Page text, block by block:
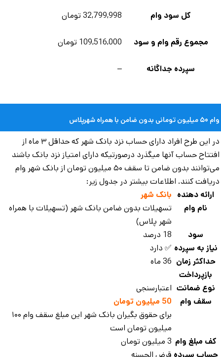
کل سود وام 32,799,998 تومان
مجموع رقم وام و سود 109,516,000 تومان
سپرده جداگانه
ضامن با همراه شهرپلاس
در این طرح افراد دارای حساب نزد بانک شهر که حداقل ۳ ماه از
حساب آنها میگذرد درصورتیکه دارای امتیاز نزد بانک باشند
می‌توانند بدون ضامن تا سقف ۵۰ میلیون تومان از بانک شهر وام
کنند. اطلاعات بیشتر در جدول زیر:
ارائه دهنده
بانک شهر
نام وام
تسهیلات بدون ضامن بانک شهر (تسهیلات با همراه
شهر پلاس)
سود
18 درصد
به سپرده✅ دارد
حداکثر زمان
بازپرداخت
36 ماه
نوع ضمانت اعتبارسنجی
سقف وام
50 میلیون تومان
برای حقوق بگیران بانک شهر این مبلغ سقف وام ۱۰۰
میلیون تومان است
مبلغ وام 3 میلیون تومان